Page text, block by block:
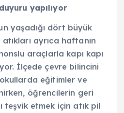
yapılıyor
yaşadığı dört büyük
ayrıca haftanın
araçlarla kapı kapı
İlçede çevre bilincini
eğitimler ve
öğrencilerin geri
teşvik etmek için atık pil